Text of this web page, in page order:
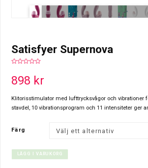
Satisfyer Supernova
of
5
898 kr
Klitorisstimulator med lufttrycksvågor och vibrationer
stavdel, 10 vibrationsprogram och 11 intensiteter ger
Färg
LÄGG I VARUKORG